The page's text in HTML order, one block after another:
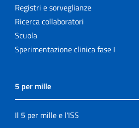
Registri e sorveglianze
Ricerca collaboratori
Scuola
Sperimentazione clinica fase I
5 per mille
Il 5 per mille e l'ISS